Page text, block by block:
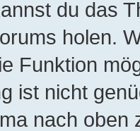
du das
holen.
Funktion
ist nicht
nach oben